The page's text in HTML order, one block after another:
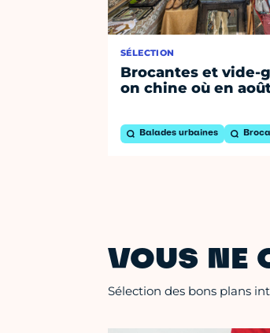
SÉLECTION
Brocantes et vide-
on chine où en
Balades urbaines
VOUS NE
Sélection des bons plans